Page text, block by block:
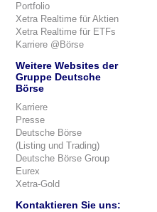
Portfolio
Xetra Realtime für Aktien
Xetra Realtime für ETFs
Karriere @Börse
Weitere Websites der
Gruppe Deutsche
Börse
Karriere
Presse
Deutsche Börse
(Listing und Trading)
Deutsche Börse Group
Eurex
Xetra-Gold
Kontaktieren Sie uns: